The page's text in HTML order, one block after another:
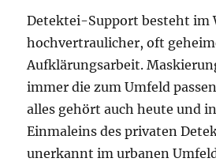
Detektei-Support besteht im
hochvertraulicher, oft
Aufklärungsarbeit.
immer die zum Umfeld
alles gehört auch heute und
Einmaleins des privaten
unerkannt im urbanen